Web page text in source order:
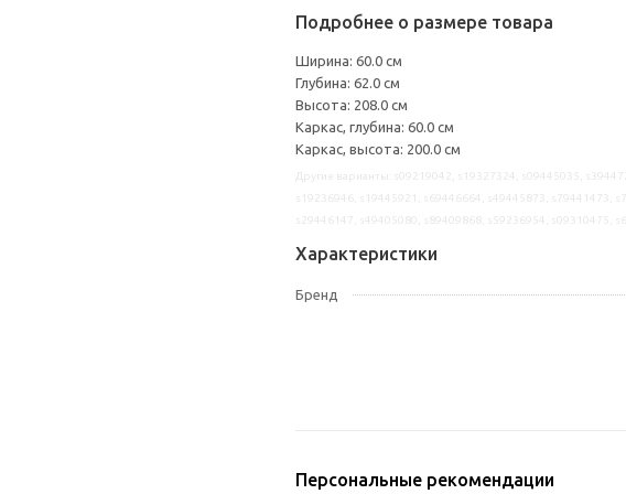
Подробнее о размере товара
Ширина: 60.0 см
Глубина: 62.0 см
Высота: 208.0 см
Каркас, глубина: 60.0 см
Каркас, высота: 200.0 см
Характеристики
Бренд
Персональные рекомендации